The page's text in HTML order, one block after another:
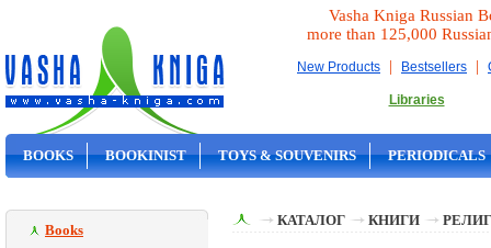
Vasha Kniga Russian
more than 125,000
New Products | Bestsellers |
Libraries
BOOKS BOOKINIST TOYS & SOUVENIRS PERIODICALS
Books
КАТАЛОГ КНИГИ